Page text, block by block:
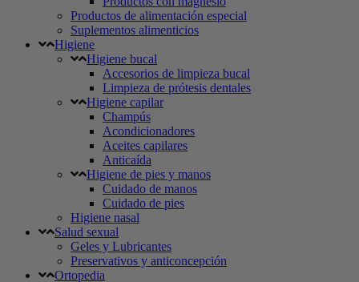
Productos de alimentación especial
Suplementos alimenticios
Higiene
Higiene bucal
Accesorios de limpieza bucal
Limpieza de prótesis dentales
Higiene capilar
Champús
Acondicionadores
Aceites capilares
Anticaída
Higiene de pies y manos
Cuidado de manos
Cuidado de pies
Higiene nasal
Salud sexual
Geles y Lubricantes
Preservativos y anticoncepción
Ortopedia